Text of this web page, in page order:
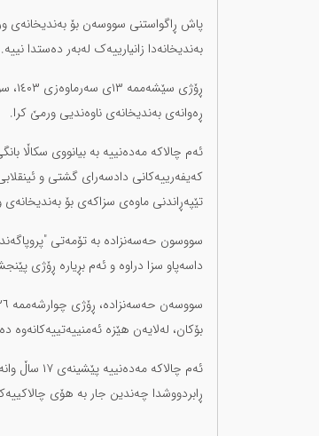
پاش ڕاگواستنی سووسەن بۆ بەندیخانەی
بەندیخانەدا زانیارییەک لەبەر دەستدا نییە.
ڕەوانەی بەندیخانەی ناوەندیی ورمێ کرا.
کەیفەرییەکانی دادسەرای گشتی و
تێپەڕاندنی ماوەی سزاکەی بۆ بەندیخانەی
داسەپاو سزا دراوە و ئەم بڕیارە ڕۆژی پێنجشەممە ١٩ی ڕەزبەری ١٤٠٣، بە ناوبراو
بۆکان، لەلایەن هێزە ئەمنییەتییەکانەوە
ئەم
ڕابردووشدا چەندین جار بە هۆی